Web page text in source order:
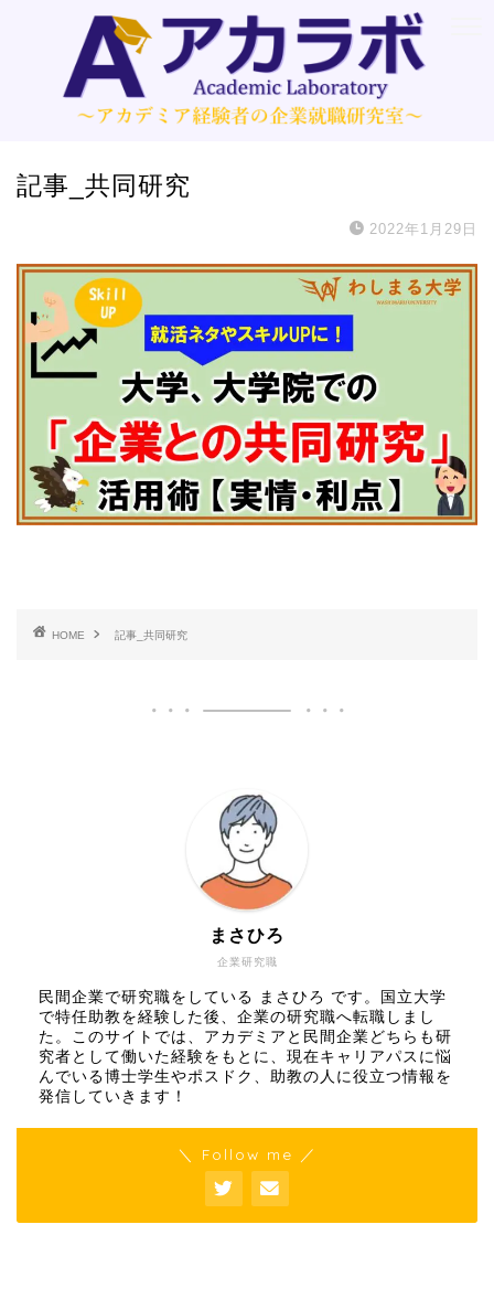
記事_共同研究
2022年1月29日
HOME 記事_共同研究
企業研究職
まさひろ
民間企業で研究職をしている まさひろ です。国立大学
で特任助教を経験した後、企業の研究職へ転職しまし
た。このサイトでは、アカデミアと民間企業どちらも研
究者として働いた経験をもとに、現在キャリアパスに悩
んでいる博士学生やポスドク、助教の人に役立つ情報を
発信していきます！
＼ Follow me ／